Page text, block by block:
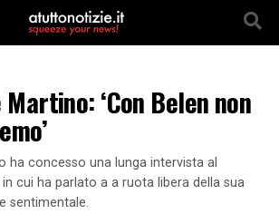
‘Con Belen non
ha concesso una lunga intervista al
cui ha parlato a a ruota libera della sua
sentimentale.